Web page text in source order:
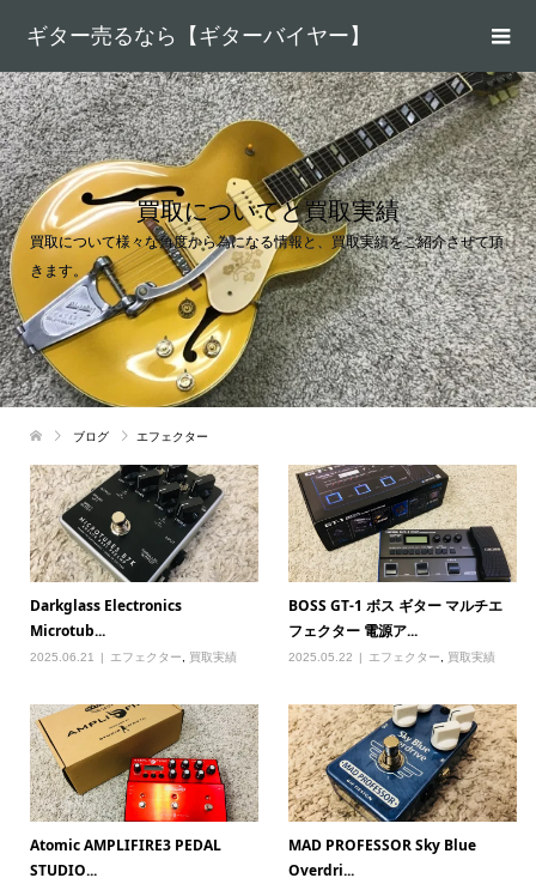
ギター売るなら【ギターバイヤー】
買取についてと買取実績
買取について様々な角度から為になる情報と、買取実績をご紹介させて頂
きます。
ブログ エフェクター
Darkglass Electronics
Microtub...
2025.06.21 エフェクター 買取実績
BOSS GT-1 ボス ギター マルチエ
フェクター 電源ア...
2025.05.22 エフェクター 買取実績
Atomic AMPLIFIRE3 PEDAL
STUDIO...
MAD PROFESSOR Sky Blue
Overdri...